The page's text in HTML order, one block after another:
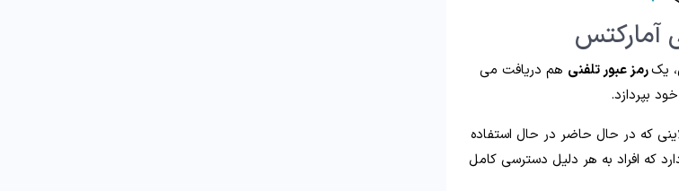
آمارکتس
یکرمز عبور تلفنی هم دریافت می
بپردازد.
که در حال حاضر در حال استفاده
که افراد به هر دلیل دسترسی کامل